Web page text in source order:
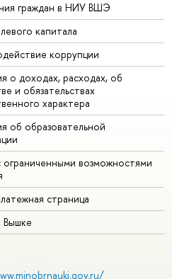
граждан в НИУ ВШЭ
капитала
коррупции
о доходах, расходах, об
и обязательствах
характера
об образовательной
возможностями
страница
Вышке